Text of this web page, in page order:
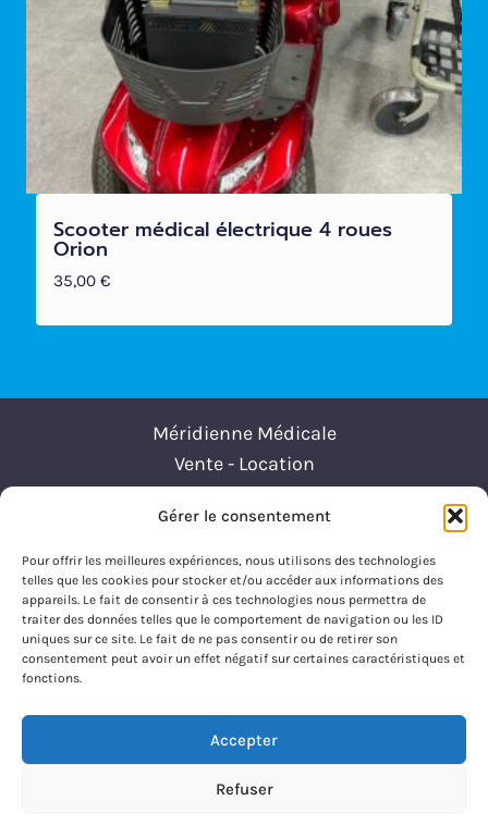
Gérer le consentement
Pour offrir les meilleures expériences, nous utilisons des technologies
telles que les cookies pour stocker et/ou accéder aux informations des
appareils. Le fait de consentir à ces technologies nous permettra de
traiter des données telles que le comportement de navigation ou les ID
uniques sur ce site. Le fait de ne pas consentir ou de retirer son
consentement peut avoir un effet négatif sur certaines caractéristiques et
fonctions.
Accepter
Refuser
Scooter médical électrique 4 roues
Orion
35,00 €
Méridienne Médicale
Vente - Location
SAINT-FLOUR
15100 Saint-flour
Tél : 04-71-23-86-06
SAINT-CHELY
23 AVENUE PIERRE PIGNIDE
48200 SAINT-CHÉLY-D'APCHER
© 2026 Méridienne Médicale -Une création